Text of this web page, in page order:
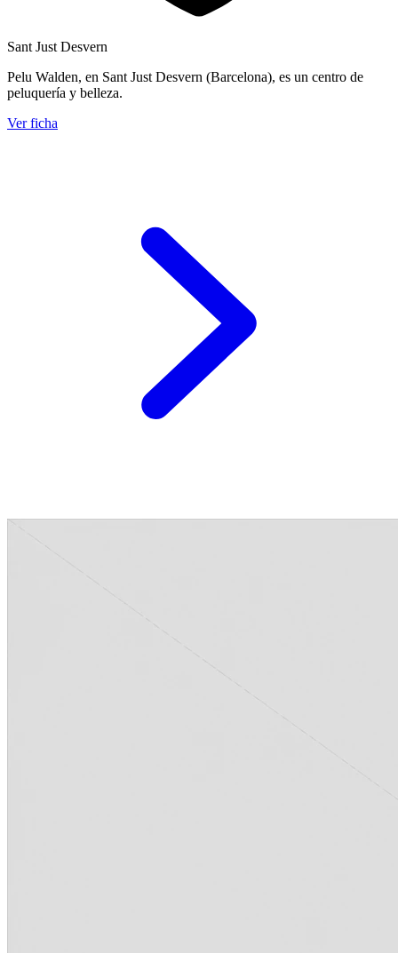
Sant Just Desvern
Pelu Walden, en Sant Just Desvern (Barcelona), es un centro de
peluquería y belleza.
Ver ficha